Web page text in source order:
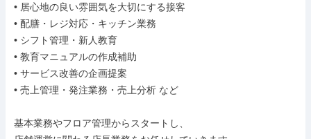
• 居心地の良い雰囲気を大切にする接客
• 配膳・レジ対応・キッチン業務
• シフト管理・新人教育
• 教育マニュアルの作成補助
• サービス改善の企画提案
• 売上管理・発注業務・売上分析 など
基本業務やフロア管理からスタートし、